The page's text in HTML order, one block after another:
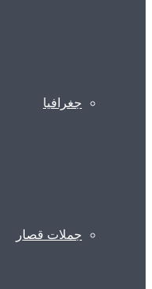
جغرافیا
جملات قصار